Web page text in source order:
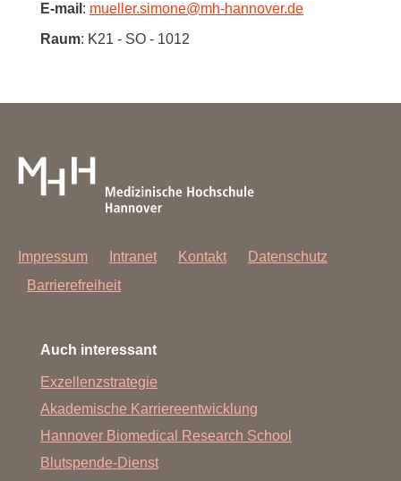
E-mail : mueller.simone@mh-hannover.de
Raum: K21 - SO - 1012
Impressum Intranet Kontakt
Datenschutz
Barrierefreiheit
Auch interessant
Exzellenzstrategie
Akademische Karriereentwicklung
Hannover Biomedical Research School
Blutspende-Dienst